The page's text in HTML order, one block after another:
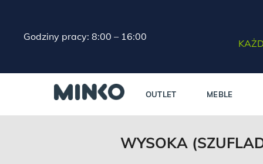
Godziny pracy: 8:00 – 16:00
OUTLET MEBLE
WYSOKA